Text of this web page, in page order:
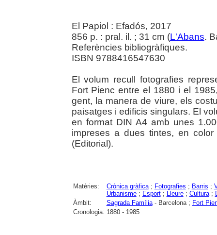
El Papiol : Efadós, 2017
856 p. : pral. il. ; 31 cm (L'Abans.
Referències bibliogràfiques.
ISBN 9788416547630
El volum recull fotografies
Fort Pienc entre el 1880 i el
gent, la manera de viure, els
paisatges i edificis singulars. El
en format DIN A4 amb unes
impreses a dues tintes, en
(Editorial).
Matèries: Crònica gràfica; Fotografies ; Barris ;
Urbanisme; Esport; Lleure; Cultura;
Àmbit:
Sagrada Família- Barcelona ; Fort
Cronologia: 1880 - 1985